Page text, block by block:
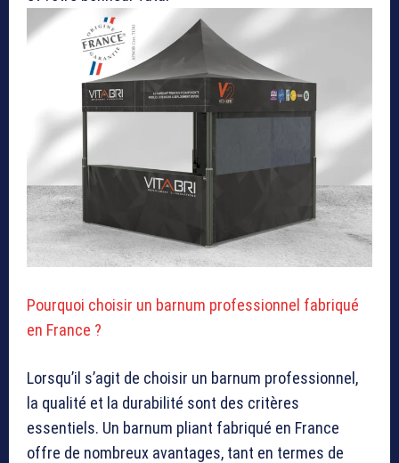
Pourquoi choisir un barnum professionnel fabriqué
en France ?
Lorsqu’il s’agit de choisir un barnum professionnel,
la qualité et la durabilité sont des critères
essentiels. Un barnum pliant fabriqué en France
offre de nombreux avantages, tant en termes de